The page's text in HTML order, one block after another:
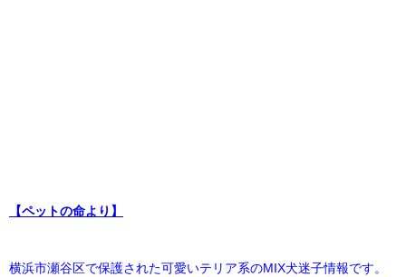
【ペットの命より】
横浜市瀬谷区で保護された可愛いテリア系のMIX犬迷子情報です。